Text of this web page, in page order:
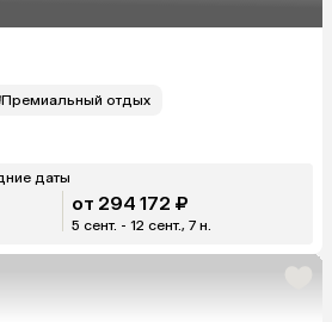
Премиальный отдых
даты
от 294 172 ₽
5 сент. - 12 сент., 7 н.